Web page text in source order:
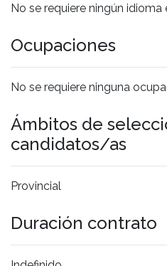
No se requiere ningún idioma
Ocupaciones
No se requiere ninguna
Ámbitos de
candidatos/as
Provincial
Duración contrato